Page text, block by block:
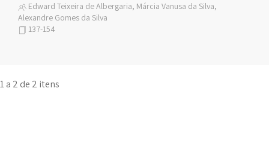
Edward Teixeira de Albergaria, Márcia Vanusa da Silva,
Alexandre Gomes da Silva
137-154
1 a 2 de 2 itens